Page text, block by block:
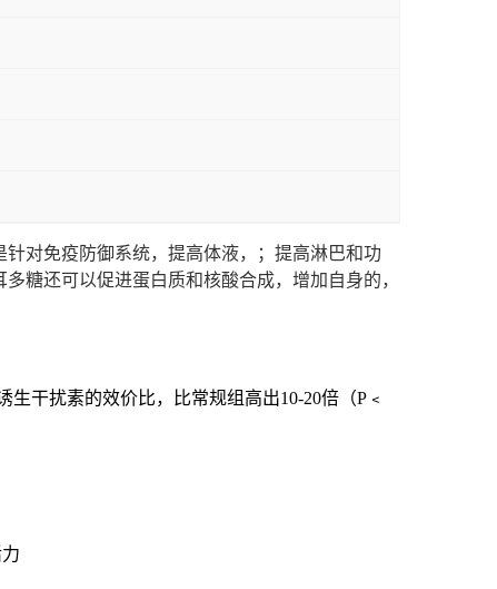
对免疫防御系统，提高体液，；提高淋巴和功
糖还可以促进蛋白质和核酸合成，增加自身的，
干扰素的效价比，比常规组高出10-20倍（P﹤